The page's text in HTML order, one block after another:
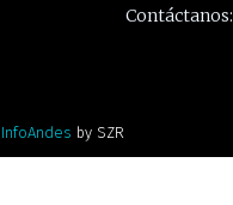
Contáctanos:
InfoAndes by SZR